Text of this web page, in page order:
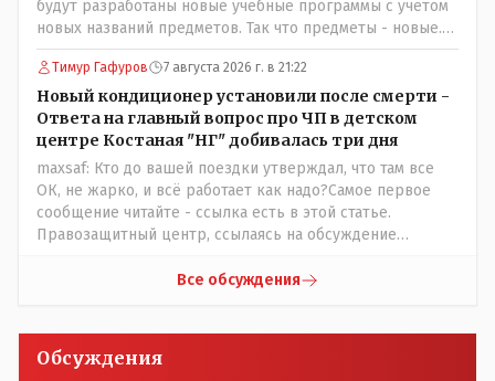
информация после трагедии, когда все уже было
будут разработаны новые учебные программы с учетом
новых названий предметов. Так что предметы - новые.
Хоть и переименованные)
Тимур Гафуров 7 августа 2026 г. в 21:22
Новый кондиционер установили после смерти -
Ответа на главный вопрос про ЧП в детском
центре Костаная "НГ" добивалась три дня
maxsaf: Кто до вашей поездки утверждал, что там все
ОК, не жарко, и всё работает как надо?Самое первое
сообщение читайте - ссылка есть в этой статье.
Правозащитный центр, ссылаясь на обсуждение
прислали ему в виде аудиосообщений, пишет, что
настоящему времени их установили только в
помещениях, предназначенных для административно-
Все обсуждения
Обсуждения